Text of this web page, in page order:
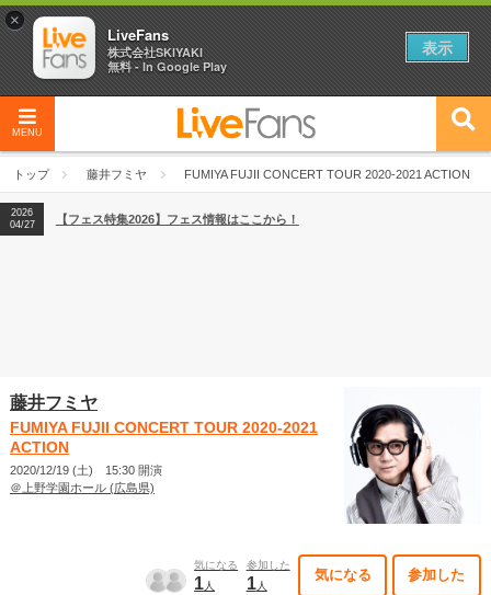
MENU
トップ 藤井フミヤ FUMIYA FUJII CONCERT TOUR 2020-2021 ACTION
2026
04/27
2026
【ライブ動員ランキング】2026年上半期編発表！
2026
04/27
【フェス特集2026】フェス情報はここから！
藤井フミヤ
FUMIYA FUJII CONCERT TOUR 2020-2021
ACTION
2020/12/19 (土) 15:30 開演
＠上野学園ホール (広島県)
気になる
1人
参加した
1人
気になる 参加した
×
LiveFans
株式会社SKIYAKI
無料 - In Google Play
表示